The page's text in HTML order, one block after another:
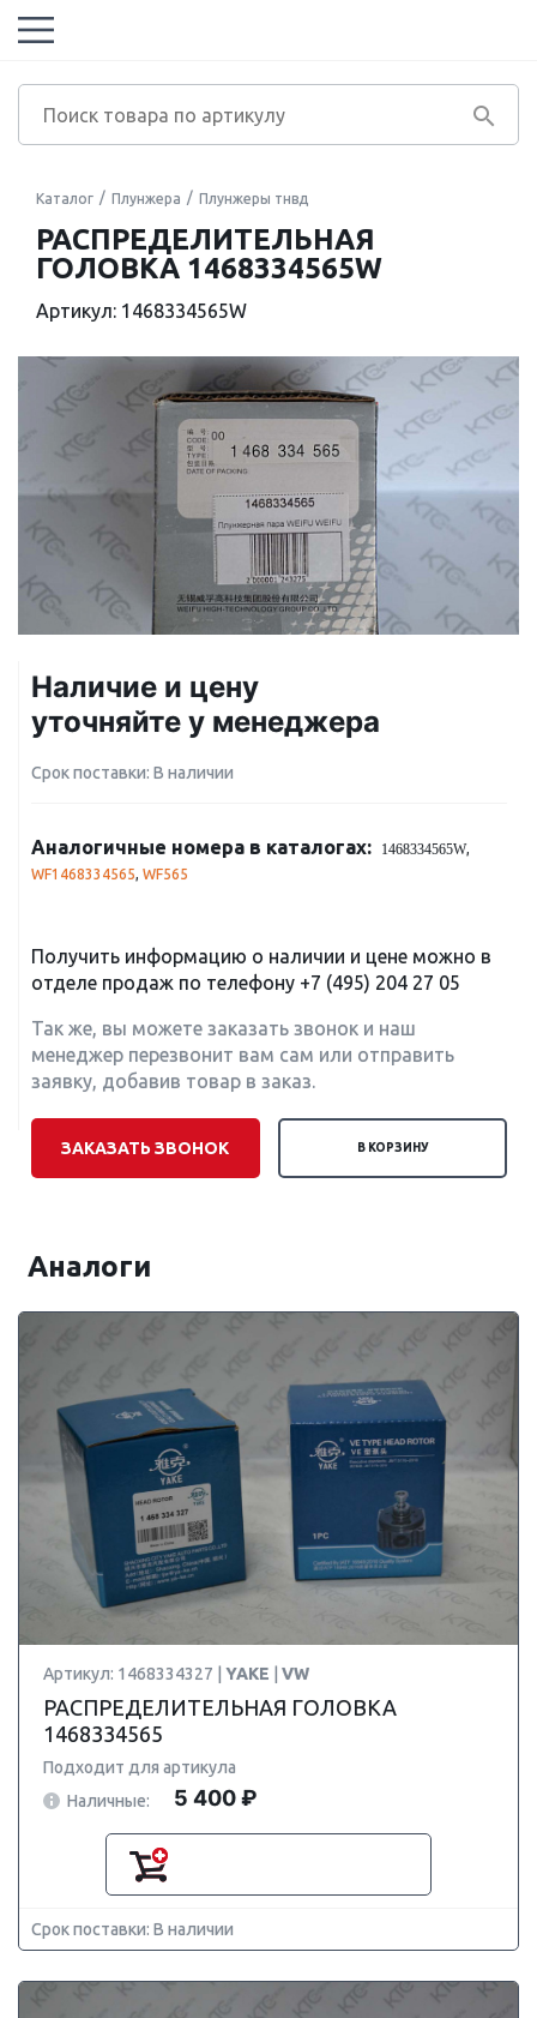
Каталог Плунжера Плунжеры тнвд
РАСПРЕДЕЛИТЕЛЬНАЯ
ГОЛОВКА 1468334565W
Артикул: 1468334565W
Наличие и цену
уточняйте у менеджера
Срок поставки: В наличии
Аналогичные номера в каталогах: 1468334565W,
WF1468334565, WF565
Получить информацию о наличии и цене можно в
отделе продаж по телефону +7 (495) 204 27 05
Так же, вы можете заказать звонок и наш
менеджер перезвонит вам сам или отправить
заявку, добавив товар в заказ.
ЗАКАЗАТЬ ЗВОНОК В КОРЗИНУ
Аналоги
Артикул: 1468334327 | YAKE VW
РАСПРЕДЕЛИТЕЛЬНАЯ ГОЛОВКА
1468334565
Подходит для артикула
Наличные:
5 400 ₽
Срок поставки: В наличии